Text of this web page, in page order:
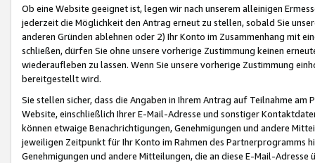
Ob eine Website geeignet ist, legen wir nach unserem alleinigen
jederzeit die Möglichkeit den Antrag erneut zu stellen, sobald Sie
anderen Gründen ablehnen oder 2) Ihr Konto im Zusammenhang mit
schließen, dürfen Sie ohne unsere vorherige Zustimmung keinen
wiederaufleben zu lassen. Wenn Sie unsere vorherige Zustimmung
bereitgestellt wird.
Sie stellen sicher, dass die Angaben in Ihrem Antrag auf Teilnahme
Website, einschließlich Ihrer E-Mail-Adresse und sonstiger
können etwaige Benachrichtigungen, Genehmigungen und andere
jeweiligen Zeitpunkt für Ihr Konto im Rahmen des Partnerprogramms
Genehmigungen und andere Mitteilungen, die an diese E-Mail-